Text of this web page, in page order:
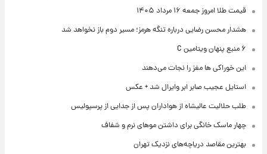
قیمت طلا امروز جمعه ۱۶ مرداد ۱۴۰۵
هشدار محسن رضایی درباره تنگه هرمز؛ مسیر دوم باز نخواهد شد
۶ منبع پنهان ویتامین C
این خوراکی ها مغز را نجات می‌دهند
استایل عجیب صابر ابر وایرال شد + عکس
طلب حلالیت عالیشاه از هواداران پس از جدایی از پرسپولیس
چهار ماسک خانگی برای داشتن موهای نرم و شفاف
بهترین مقاصد دریاچه‌های نزدیک تهران